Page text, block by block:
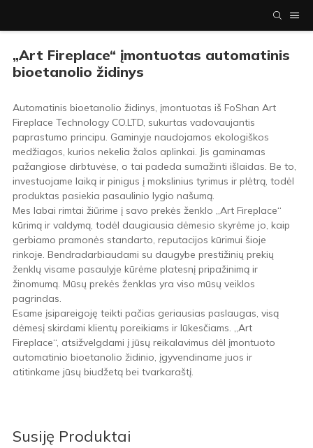
„Art Fireplace“ įmontuotas automatinis
bioetanolio židinys
Automatinis bioetanolio židinys, įmontuotas iš FoShan Art
Fireplace Technology CO.LTD, sukurtas vadovaujantis
paprastumo principu. Gaminyje naudojamos ekologiškos
medžiagos, kurios nekelia žalos aplinkai. Jis gaminamas
pažangiose dirbtuvėse, o tai padeda sumažinti išlaidas. Be to,
investuojame laiką ir pinigus į mokslinius tyrimus ir plėtrą, todėl
produktas pasiekia pasaulinio lygio našumą.
Mes labai rimtai žiūrime į savo prekės ženklo „Art Fireplace“
kūrimą ir valdymą, todėl daugiausia dėmesio skyrėme jo, kaip
gerbiamo pramonės standarto, reputacijos kūrimui šioje
rinkoje. Bendradarbiaudami su daugybe prestižinių prekių
ženklų visame pasaulyje kūrėme platesnį pripažinimą ir
žinomumą. Mūsų prekės ženklas yra viso mūsų veiklos
pagrindas.
Esame įsipareigoję teikti pačias geriausias paslaugas, visą
dėmesį skirdami klientų poreikiams ir lūkesčiams. „Art
Fireplace“, atsižvelgdami į jūsų reikalavimus dėl įmontuoto
automatinio bioetanolio židinio, įgyvendiname juos ir
atitinkame jūsų biudžetą bei tvarkaraštį.
Susiję Produktai